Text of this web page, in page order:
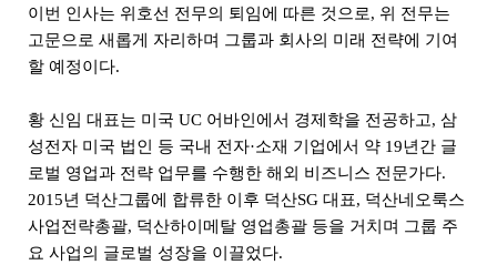
이번 인사는 위호선 전무의 퇴임에 따른 것으로, 위 전무는
고문으로 새롭게 자리하며 그룹과 회사의 미래 전략에 기여
할 예정이다.
황 신임 대표는 미국 UC 어바인에서 경제학을 전공하고, 삼
성전자 미국 법인 등 국내 전자·소재 기업에서 약 19년간 글
로벌 영업과 전략 업무를 수행한 해외 비즈니스 전문가다.
2015년 덕산그룹에 합류한 이후 덕산SG 대표, 덕산네오룩스
사업전략총괄, 덕산하이메탈 영업총괄 등을 거치며 그룹 주
요 사업의 글로벌 성장을 이끌었다.